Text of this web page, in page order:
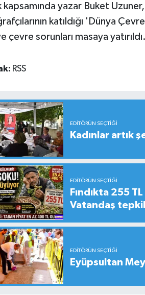
kapsamında yazar Buket
katıldığı 'Dünya
çevre sorunları masaya yatırıldı.
RSS
EDITÖRÜN SEÇTIĞI
Kadınlar artık
EDITÖRÜN SEÇTIĞI
Fındıkta 255
Vatandaş
EDITÖRÜN SEÇTIĞI
Eyüpsultan